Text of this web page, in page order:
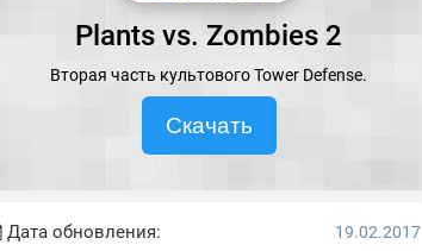
Plants vs. Zombies 2
Вторая часть культового Tower Defense.
Скачать
Дата обновления: 19.02.2017